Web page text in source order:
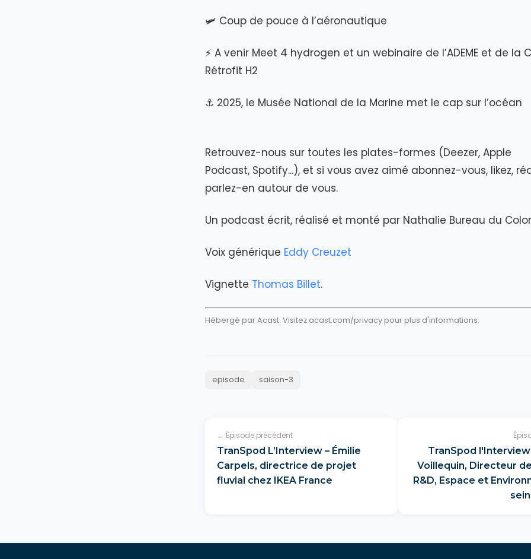
🛩️ Coup de pouce à l’aéronautique
⚡ A venir Meet 4 hydrogen et un webinaire de l’ADEME et de la
Rétrofit H2
⚓ 2025, le Musée National de la Marine met le cap sur l’océan
Retrouvez-nous sur toutes les plates-formes (Deezer, Apple
Podcast, Spotify...), et si vous avez aimé abonnez-vous, likez,
parlez-en autour de vous.
Un podcast écrit, réalisé et monté par Nathalie Bureau du
Voix générique Eddy Creuzet
Vignette Thomas Billet.
Hébergé par Acast. Visitez acast.com/privacy pour plus d'informations.
episode saison-3
← Épisode précédent
TranSpod L’Interview – Émilie
Carpels, directrice de projet
fluvial chez IKEA France
TranSpod
Voillequin, Directeur
R&D, Espace et